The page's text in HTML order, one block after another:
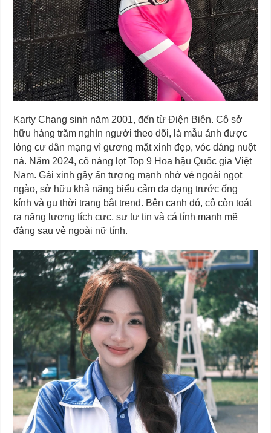
Karty Chang sinh năm 2001, đến từ Điện Biên. Cô sở
hữu hàng trăm nghìn người theo dõi, là mẫu ảnh được
lòng cư dân mạng vì gương mặt xinh đẹp, vóc dáng nuột
nà. Năm 2024, cô nàng lọt Top 9 Hoa hậu Quốc gia Việt
Nam. Gái xinh gây ấn tượng mạnh nhờ vẻ ngoài ngọt
ngào, sở hữu khả năng biểu cảm đa dạng trước ống
kính và gu thời trang bắt trend. Bên cạnh đó, cô còn toát
ra năng lượng tích cực, sự tự tin và cá tính mạnh mẽ
đằng sau vẻ ngoài nữ tính.